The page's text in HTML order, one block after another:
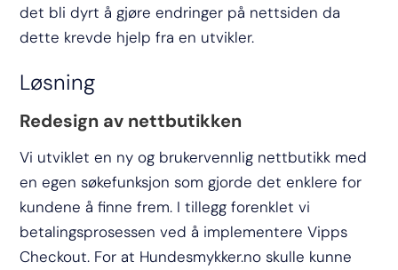
det bli dyrt å gjøre endringer på nettsiden da
dette krevde hjelp fra en utvikler.
Løsning
Redesign av nettbutikken
Vi utviklet en ny og brukervennlig nettbutikk med
en egen søkefunksjon som gjorde det enklere for
kundene å finne frem. I tillegg forenklet vi
betalingsprosessen ved å implementere Vipps
Checkout. For at Hundesmykker.no skulle kunne